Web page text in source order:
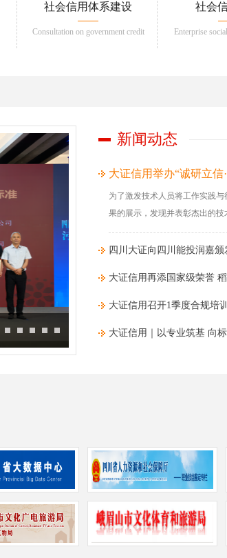
社会信用体系建设
Consultation on government credit
社会
Enterprise
大证信用应邀出席中国城市信用
新闻动态
大证信用举办“诚研立信
为了激发技术人员将工作实践
果的展示，发现并表彰杰出的
四川大证向四川能投润嘉
大证信用再添国家级荣誉
大证信用召开1季度合规培
大证信用｜以专业筑基 向